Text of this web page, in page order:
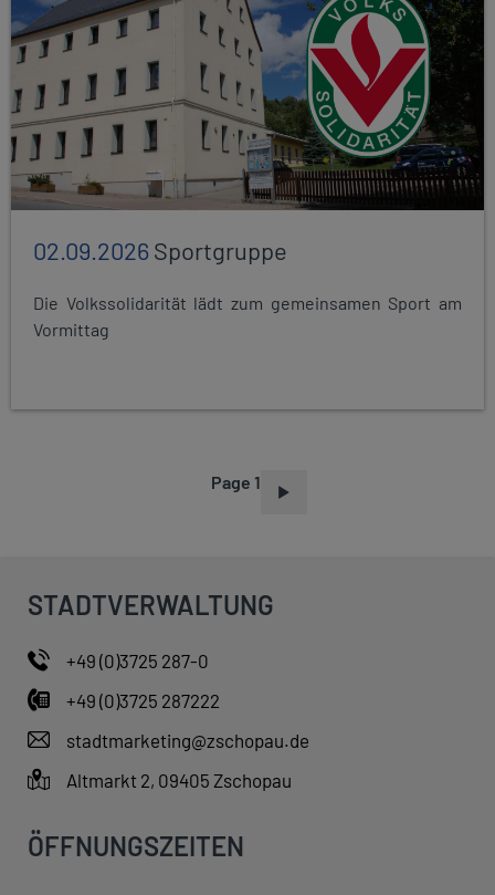
02.09.2026Sportgruppe
Die Volkssolidarität lädt zum gemeinsamen Sport am
Vormittag
Page 1
STADTVERWALTUNG
+49 (0)3725 287-0
+49 (0)3725 287222
stadtmarketing@zschopau.de
Altmarkt 2, 09405 Zschopau
ÖFFNUNGSZEITEN